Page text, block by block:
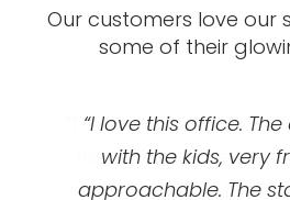
Our customers love our
some of their
“This clinic is
“Great orthodontics! I
“I love this office.